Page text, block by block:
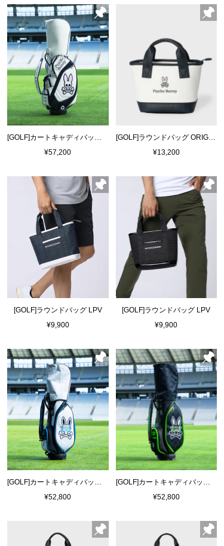
[GOLF]カートキャディバッグ ORIGINAL SP
¥57,200
[GOLF]ラウンドバッグ ORIGINAL SP
¥13,200
[GOLF]ラウンドバッグ LPV
¥9,900
[GOLF]ラウンドバッグ LPV
¥9,900
[GOLF]カートキャディバッグ FLAGSHIP
¥52,800
[GOLF]カートキャディバッグ FLAGSHIP
¥52,800